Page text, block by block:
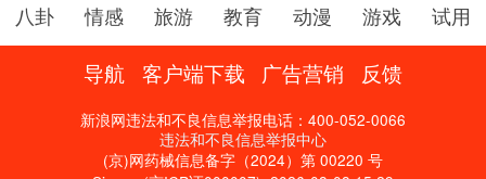
八卦
情感 旅游 教育 动漫 游戏 试用
导航 客户端下载 广告营销 反馈
新浪网违法和不良信息举报电话：400-052-0066
违法和不良信息举报中心
(京)网药械信息备字（2024）第 00220 号